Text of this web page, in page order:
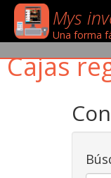
Mys
Una forma
Cajas